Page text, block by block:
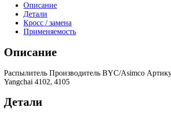
Описание
Детали
Кросс / замена
Применяемость
Описание
Распылитель Производитель BYC/Asimco
Yangchai 4102, 4105
Детали